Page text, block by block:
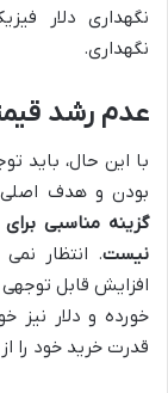
نگهداری دلار
نگهداری.
عدم رشد
با این حال، باید
بودن و هدف اصلی اش که
گزینه مناسبی
نیست. انتظار
افزایش قابل توجهی
خورده و دلار
قدرت خرید خود را